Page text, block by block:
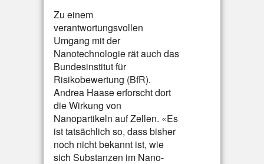
Zu einem
verantwortungsvollen
Umgang mit der
Nanotechnologie rät auch das
Bundesinstitut für
Risikobewertung (BfR).
Andrea Haase erforscht dort
die Wirkung von
Nanopartikeln auf Zellen. «Es
ist tatsächlich so, dass bisher
noch nicht bekannt ist, wie
sich Substanzen im Nano-